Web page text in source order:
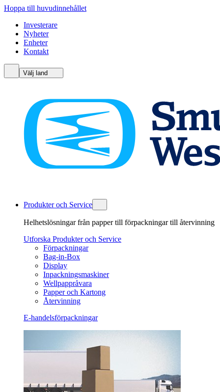
Hoppa till huvudinnehållet
Investerare
Nyheter
Enheter
Kontakt
Välj land
Produkter och Service
Helhetslösningar från papper till förpackningar till återvinning
Utforska Produkter och Service
Förpackningar
Bag-in-Box
Display
Inpackningsmaskiner
Wellpappråvara
Papper och Kartong
Återvinning
E-handelsförpackningar